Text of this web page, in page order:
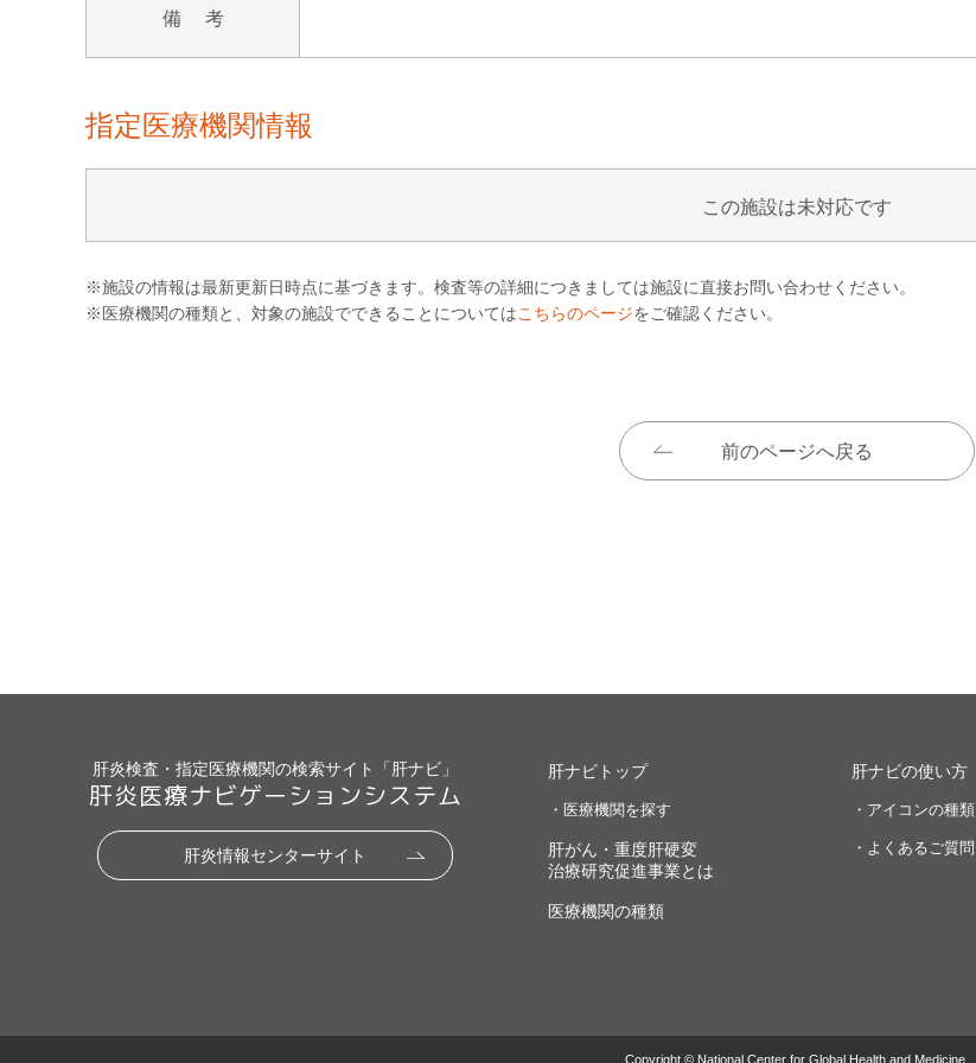
備 考
指定医療機関情報
この施設は未対応です
※施設の情報は最新更新日時点に基づきます。検査等の詳細につきましては施設に直接お問い合わせください。
※医療機関の種類と、対象の施設でできることについてはこちらのページをご確認ください。
前のページへ戻る
肝炎検査・指定医療機関の検索サイト「肝ナビ」
肝炎医療ナビゲーションシステム
肝炎情報センターサイト
肝ナビトップ
・医療機関を探す
肝がん・重度肝硬変
治療研究促進事業とは
医療機関の種類
肝ナビの使い方
・アイコンの種類
・よくあるご質問
Copyright © National Center for Global Health and Medicine.